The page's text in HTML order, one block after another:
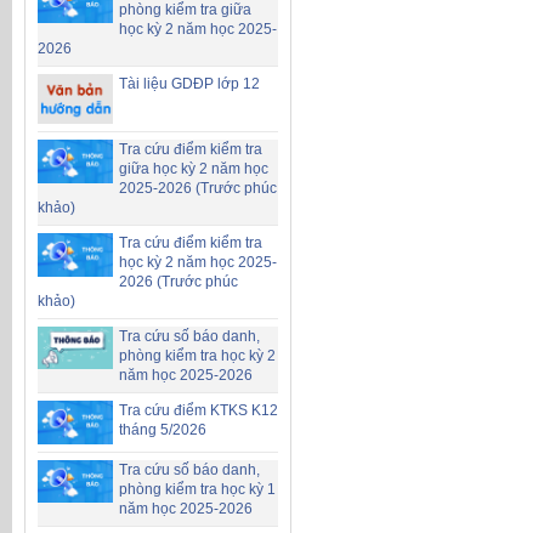
phòng kiểm tra giữa
học kỳ 2 năm học 2025-
2026
Tài liệu GDĐP lớp 12
Tra cứu điểm kiểm tra
giữa học kỳ 2 năm học
2025-2026 (Trước phúc
khảo)
Tra cứu điểm kiểm tra
học kỳ 2 năm học 2025-
2026 (Trước phúc
khảo)
Tra cứu số báo danh,
phòng kiểm tra học kỳ 2
năm học 2025-2026
Tra cứu điểm KTKS K12
tháng 5/2026
Tra cứu số báo danh,
phòng kiểm tra học kỳ 1
năm học 2025-2026